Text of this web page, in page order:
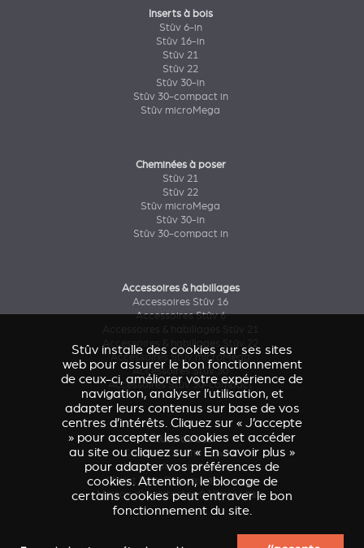
Inserts à bois
Stûv 6-in
Stûv 16-in
Stûv 21
Stûv 22
Stûv 30-in
Stûv 30-compact in
Stûv microMega
Cheminées à poser
Stûv 21
Stûv 22
Stûv microMega
Stûv 30-in
Stûv 30-compact in
Accessoires & habillages
Accessoires Stûv 16
Accessoires Stûv 6
Accessoires & habillages Stûv 22
Accessoires Stûv microMega
Accessoires Stûv 30
Accessoires Stûv 30-compact
Étude de cas
Caresse d'Avenir (Stûv 22)
Maison Astronef(Stûv 21)
Chalet Pics-Bois(Stûv 30 compact)
Maison d’architectes à Nîmes(sP10)
Stûv installe des cookies sur ses sites
web pour assurer le bon fonctionnement
de ceux-ci, améliorer votre expérience de
navigation, analyser l’utilisation, et
adapter leurs contenus sur base de vos
centres d’intérêts. Cliquez sur « J’accepte
» pour accepter les cookies et accéder
au site ou cliquez sur « En savoir plus »
pour adapter vos préférences de
cookies. Attention, le blocage de
certains cookies peut entraver le bon
fonctionnement du site.